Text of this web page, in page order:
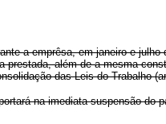
a emprêsa, em janeiro e
além de a mesma
das Leis do Trabalho
na imediata suspensão